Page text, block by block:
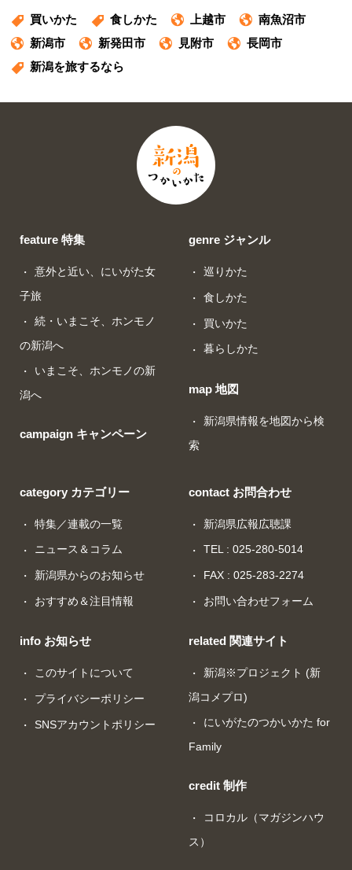
買いかた 食しかた 上越市
南魚沼市
新潟市
新発田市 見附市
長岡市
新潟を旅するなら
feature 特集
意外と近い、にいがた女
子旅
続・いまこそ、ホンモノ
の新潟へ
いまこそ、ホンモノの新
潟へ
campaign キャンペーン
genre ジャンル
巡りかた
食しかた
買いかた
暮らしかた
map 地図
新潟県情報を地図から検
索
category カテゴリー
特集／連載の一覧
ニュース＆コラム
新潟県からのお知らせ
おすすめ＆注目情報
info お知らせ
このサイトについて
プライバシーポリシー
SNSアカウントポリシー
contact お問合わせ
新潟県広報広聴課
TEL : 025-280-5014
FAX : 025-283-2274
お問い合わせフォーム
related 関連サイト
新潟※プロジェクト (新
潟コメプロ)
にいがたのつかいかた for
Family
credit 制作
コロカル（マガジンハウ
ス）